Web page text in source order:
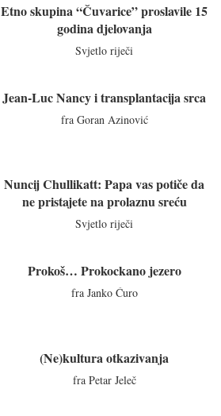
Etno skupina “Čuvarice” proslavile 15
godina djelovanja
Svjetlo riječi
Jean-Luc Nancy i transplantacija srca
fra Goran Azinović
Nuncij Chullikatt: Papa vas potiče da
ne pristajete na prolaznu sreću
Svjetlo riječi
Prokoš… Prokockano jezero
fra Janko Ćuro
(Ne)kultura otkazivanja
fra Petar Jeleč